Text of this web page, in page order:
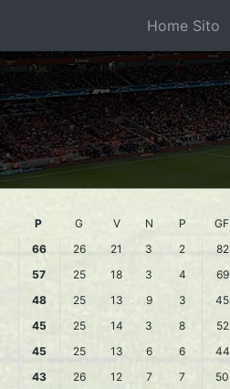
Home Sito
P G V N P GF
66 26 21 3 2 82
57 25 18 3 4 69
48 25 13 9 3 45
45 25 14 3 8 52
45 25 13 6 6 44
43 26 12 7 7 50